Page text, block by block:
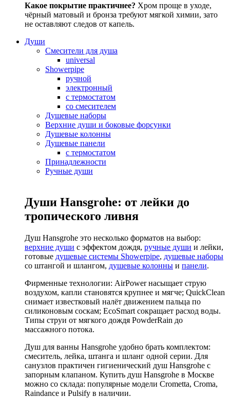
Какое покрытие практичнее? Хром проще в уходе,
чёрный матовый и бронза требуют мягкой химии, зато
не оставляют следов от капель.
Души
Смесители для душа
universal
Showerpipe
ручной
электронный
с термостатом
со смесителем
Душевые наборы
Верхние души и боковые форсунки
Душевые колонны
Душевые панели
с термостатом
Принадлежности
Ручные души
Души Hansgrohe: от лейки до
тропического ливня
Душ Hansgrohe это несколько форматов на выбор:
верхние души с эффектом дождя, ручные души и лейки,
готовые душевые системы Showerpipe, душевые наборы
со штангой и шлангом, душевые колонны и панели.
Фирменные технологии: AirPower насыщает струю
воздухом, капли становятся крупнее и мягче; QuickClean
снимает известковый налёт движением пальца по
силиконовым соскам; EcoSmart сокращает расход воды.
Типы струи от мягкого дождя PowderRain до
массажного потока.
Душ для ванны Hansgrohe удобно брать комплектом:
смеситель, лейка, штанга и шланг одной серии. Для
санузлов практичен гигиенический душ Hansgrohe с
запорным клапаном. Купить душ Hansgrohe в Москве
можно со склада: популярные модели Crometta, Croma,
Raindance и Pulsify в наличии.